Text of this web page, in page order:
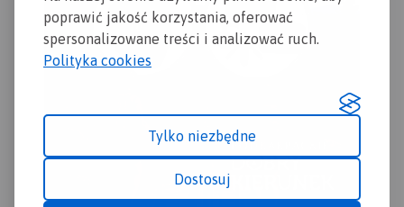
poprawić jakość korzystania, oferować
spersonalizowane treści i analizować ruch.
Polityka cookies
Tylko niezbędne
Dostosuj